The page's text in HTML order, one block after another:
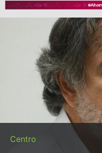
Centro